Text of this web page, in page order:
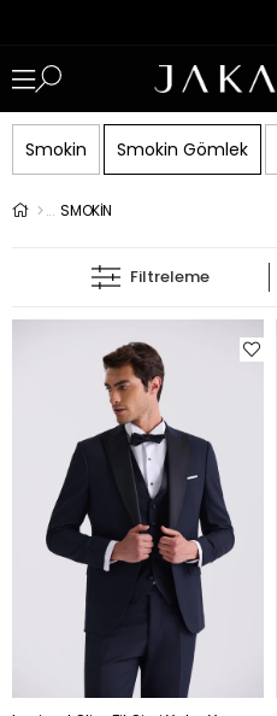
Smokin Smokin Gömlek
SMOKİN
Filtreleme